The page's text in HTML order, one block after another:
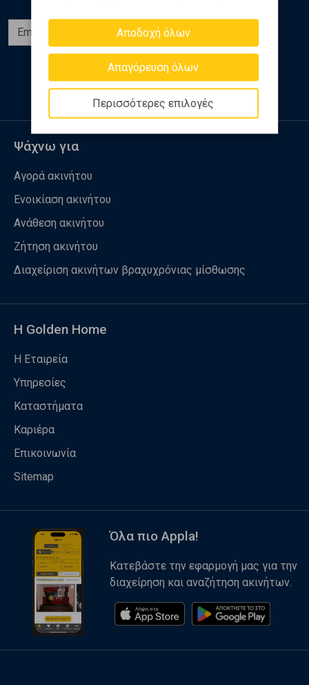
Αποδοχή όλων
Απαγόρευση όλων
Περισσότερες επιλογές
Εγγραφή
Ακολουθήστε μας
Ψάχνω για
Αγορά ακινήτου
Ενοικίαση ακινήτου
Ανάθεση ακινήτου
Ζήτηση ακινήτου
Διαχείριση ακινήτων βραχυχρόνιας μίσθωσης
Η Golden Home
Η Εταιρεία
Υπηρεσίες
Καταστήματα
Καριέρα
Επικοινωνία
Sitemap
Όλα πιο Appla!
Κατεβάστε την εφαρμογή μας για την
διαχείρηση και αναζήτηση ακινήτων.